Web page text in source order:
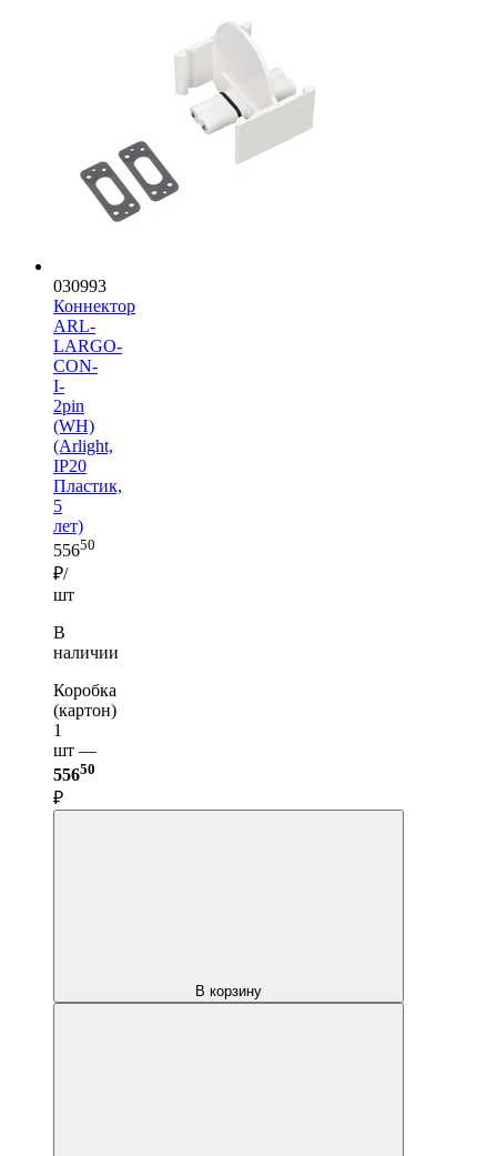
030993
Коннектор
ARL-
LARGO-
CON-
I-
2pin
(WH)
(Arlight,
IP20
Пластик,
5
лет)
55650
₽/
шт
В
наличии
Коробка
(картон)
1
шт —
55650
₽
В корзину